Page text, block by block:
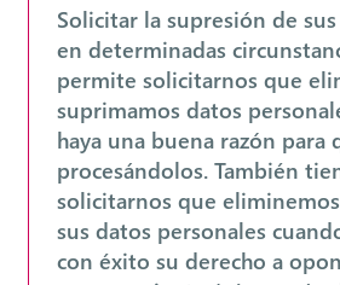
Solicitar la supresión de
en determinadas
permite solicitarnos que
suprimamos datos
haya una buena razón para
procesándolos. También
solicitarnos que
sus datos personales
con éxito su derecho a